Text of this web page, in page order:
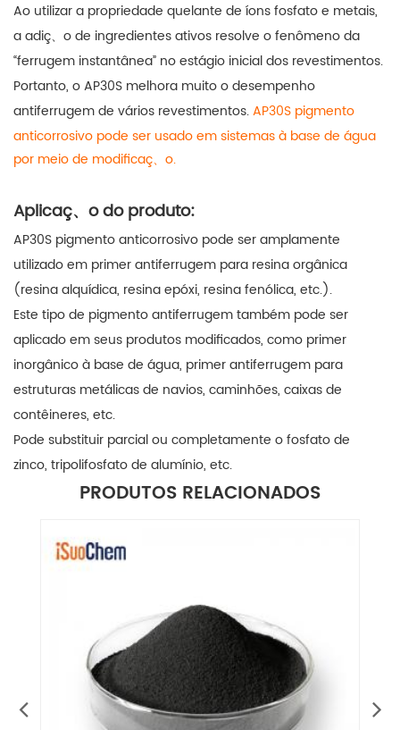
Ao utilizar a propriedade quelante de íons fosfato e metais,
a adiç、o de ingredientes ativos resolve o fenômeno da
“ferrugem instantânea” no estágio inicial dos revestimentos.
Portanto, o AP30S melhora muito o desempenho
antiferrugem de vários revestimentos.AP30S pigmento
anticorrosivo pode ser usado em sistemas à base de água
por meio de modificaç、o.
Aplicaç、o do produto:
AP30S pigmento anticorrosivo pode ser amplamente
utilizado em primer antiferrugem para resina orgânica
(resina alquídica, resina epóxi, resina fenólica, etc.).
Este tipo de pigmento antiferrugem também pode ser
aplicado em seus produtos modificados, como primer
inorgânico à base de água, primer antiferrugem para
estruturas metálicas de navios, caminhões, caixas de
contêineres, etc.
Pode substituir parcial ou completamente o fosfato de
zinco, tripolifosfato de alumínio, etc.
PRODUTOS RELACIONADOS